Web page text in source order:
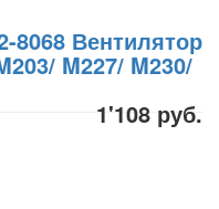
8068 Вентилятор
M227/ M230/
1'108 руб.